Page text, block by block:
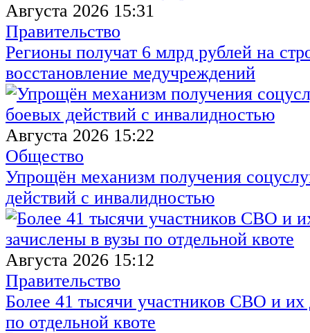
Августа 2026 15:31
Правительство
Регионы получат 6 млрд рублей на
восстановление медучреждений
Августа 2026 15:22
Общество
Упрощён механизм получения
действий с инвалидностью
Августа 2026 15:12
Правительство
Более 41 тысячи участников СВО и их
по отдельной квоте